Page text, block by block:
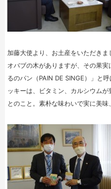
加藤大使より、お土産をいただき
オバブの木がありますが、その果
るのパン（PAIN DE SINGE）」と
ッキーは、ビタミン、カルシウム
とのこと。素朴な味わいで実に美味